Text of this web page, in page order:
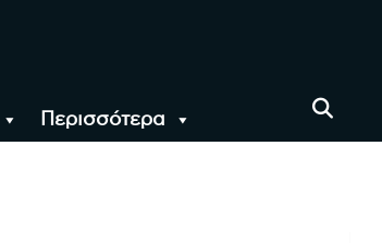
Περισσότερα